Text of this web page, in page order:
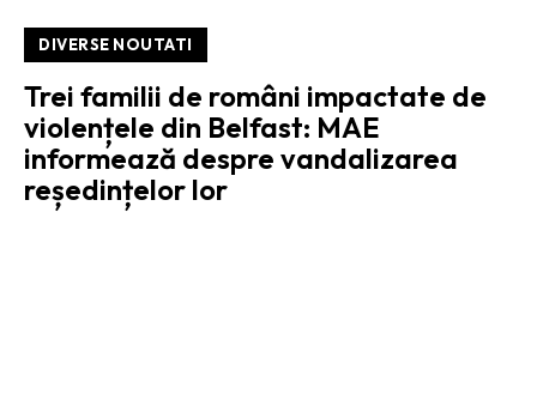
DIVERSE NOUTATI
Trei familii de români impactate de
violențele din Belfast: MAE
informează despre vandalizarea
reședințelor lor